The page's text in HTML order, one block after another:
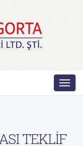
TEKLİF